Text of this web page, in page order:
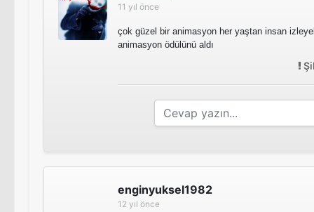
11 yıl önce
çok güzel bir animasyon her yaştan insan
animasyon ödülünü aldı
enginyuksel1982
12 yıl önce